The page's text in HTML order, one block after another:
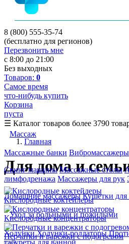
8 (800) 555-35-74
(бесплатно для регионов)
Перезвонить мне
с 8:00 до 21:00
Без выходных
Товаров: 0
Самое время
что-нибудь купить
Корзина
пуста
☰ Каталог товаров более 3790
Массаж
Массажные банки Вибромассажеры
Свинг машины Массажные столы
лимфодренажа Массажеры для рук
Домашние массажеры Кушетки для
Уход за больными и пожилыми
ХодункиХодунки-роллаторы
табуреты для ванной
Главная
Для дома и
Кислородные коктейлеры
Кислородные концентраторы
Перчатки и варежки с подогревом